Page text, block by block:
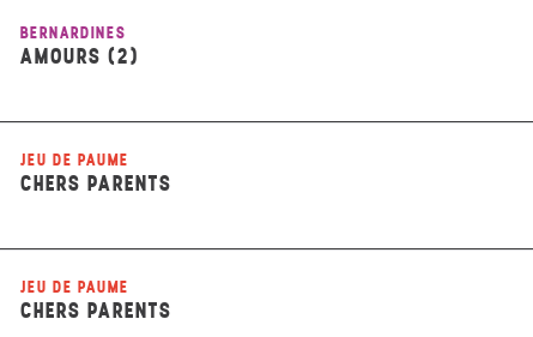
BERNARDINES
AMOURS (2)
JEU DE PAUME
CHERS PARENTS
JEU DE PAUME
CHERS PARENTS